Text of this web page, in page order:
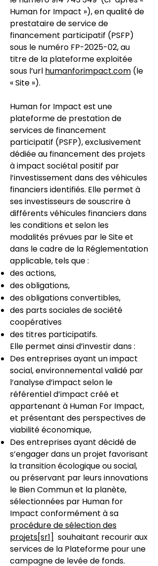
Human for Impact »), en qualité de
prestataire de service de
financement participatif (PSFP)
sous le numéro FP-2025-02, au
titre de la plateforme exploitée
sous l’url humanforimpact.com (le
« Site »).
Human for Impact est une
plateforme de prestation de
services de financement
participatif (PSFP), exclusivement
dédiée au financement des projets
à impact sociétal positif par
l’investissement dans des véhicules
financiers identifiés. Elle permet à
ses investisseurs de souscrire à
différents véhicules financiers dans
les conditions et selon les
modalités prévues par le Site et
dans le cadre de la Réglementation
applicable, tels que :
des actions,
des obligations,
des obligations convertibles,
des parts sociales de société
coopératives
des titres participatifs.
Elle permet ainsi d’investir dans :
Des entreprises ayant un impact
social, environnemental validé par
l’analyse d’impact selon le
référentiel d’impact créé et
appartenant à Human For Impact,
et présentant des perspectives de
viabilité économique,
Des entreprises ayant décidé de
s’engager dans un projet favorisant
la transition écologique ou social,
ou préservant par leurs innovations
le Bien Commun et la planète,
sélectionnées par Human for
Impact conformément à sa
procédure de sélection des
projets[sr1] souhaitant recourir aux
services de la Plateforme pour une
campagne de levée de fonds.